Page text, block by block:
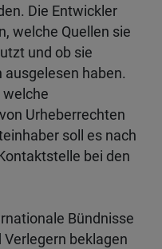
Die Entwickler
welche Quellen sie
und ob sie
haben.
welche
Urheberrechten
soll es nach
bei den
Bündnisse
beklagen